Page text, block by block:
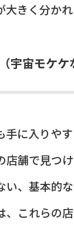
きく分かれ
宇宙モケケ
手に入りや
店舗で見つ
い、基本的
、これらの